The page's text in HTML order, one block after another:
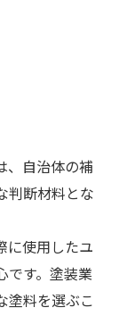
、自治体の補
判断材料とな
に使用したユ
です。塗装業
塗料を選ぶこ